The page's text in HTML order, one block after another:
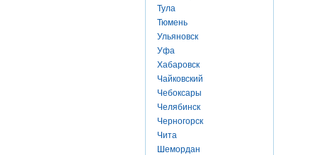
Тула
Тюмень
Ульяновск
Уфа
Хабаровск
Чайковский
Чебоксары
Челябинск
Черногорск
Чита
Шемордан